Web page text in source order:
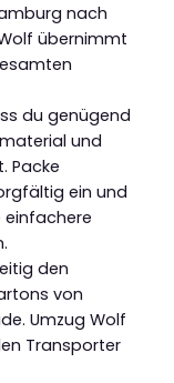
nach
übernimmt
du genügend
und
Packe
ein und
einfachere
den
von
Umzug Wolf
Transporter